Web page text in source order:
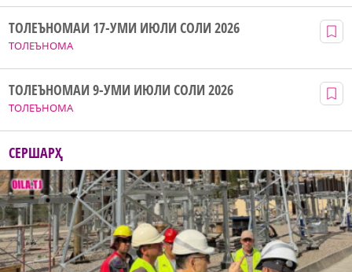
ТОЛЕЪНОМА
ТОЛЕЪНОМАИ 17-УМИ ИЮЛИ СОЛИ 2026
ТОЛЕЪНОМА
ТОЛЕЪНОМАИ 9-УМИ ИЮЛИ СОЛИ 2026
СЕРШАРҲ